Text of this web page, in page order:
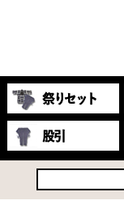
祭りセット
股引